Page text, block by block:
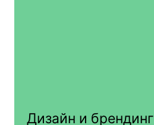
Дизайн и брендинг